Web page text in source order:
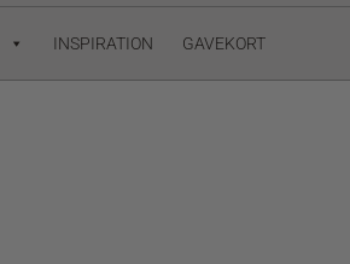
INSPIRATION GAVEKORT